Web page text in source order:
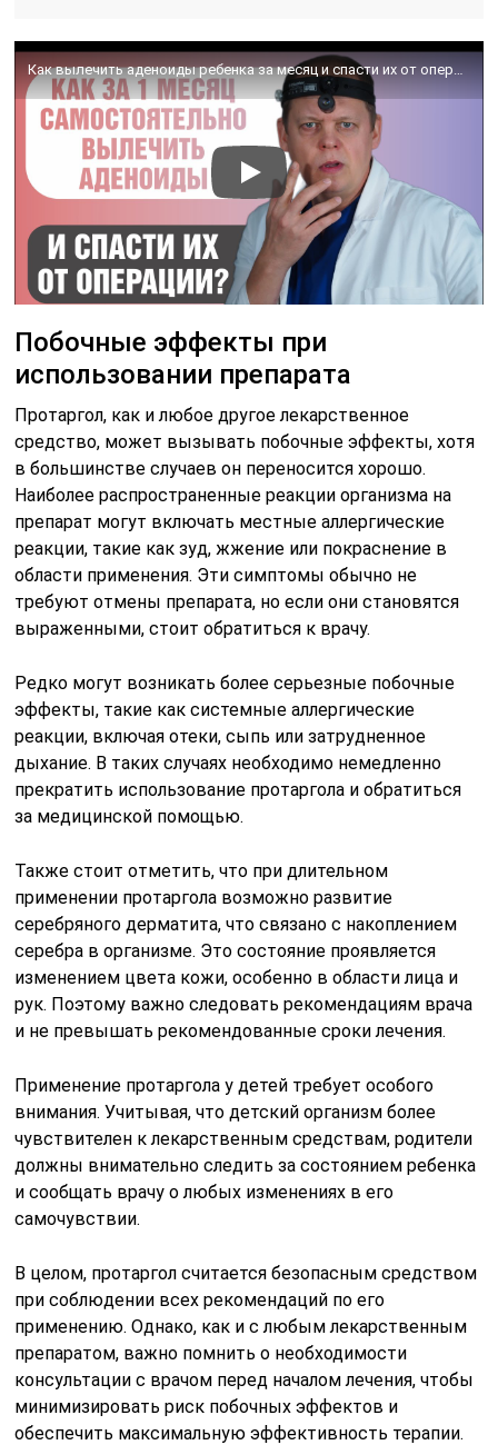
Побочные эффекты при
использовании препарата
Протаргол, как и любое другое лекарственное
средство, может вызывать побочные эффекты, хотя
в большинстве случаев он переносится хорошо.
Наиболее распространенные реакции организма на
препарат могут включать местные аллергические
реакции, такие как зуд, жжение или покраснение в
области применения. Эти симптомы обычно не
требуют отмены препарата, но если они становятся
выраженными, стоит обратиться к врачу.
Редко могут возникать более серьезные побочные
эффекты, такие как системные аллергические
реакции, включая отеки, сыпь или затрудненное
дыхание. В таких случаях необходимо немедленно
прекратить использование протаргола и обратиться
за медицинской помощью.
Также стоит отметить, что при длительном
применении протаргола возможно развитие
серебряного дерматита, что связано с накоплением
серебра в организме. Это состояние проявляется
изменением цвета кожи, особенно в области лица и
рук. Поэтому важно следовать рекомендациям врача
и не превышать рекомендованные сроки лечения.
Применение протаргола у детей требует особого
внимания. Учитывая, что детский организм более
чувствителен к лекарственным средствам, родители
должны внимательно следить за состоянием ребенка
и сообщать врачу о любых изменениях в его
самочувствии.
В целом, протаргол считается безопасным средством
при соблюдении всех рекомендаций по его
применению. Однако, как и с любым лекарственным
препаратом, важно помнить о необходимости
консультации с врачом перед началом лечения, чтобы
минимизировать риск побочных эффектов и
обеспечить максимальную эффективность терапии.